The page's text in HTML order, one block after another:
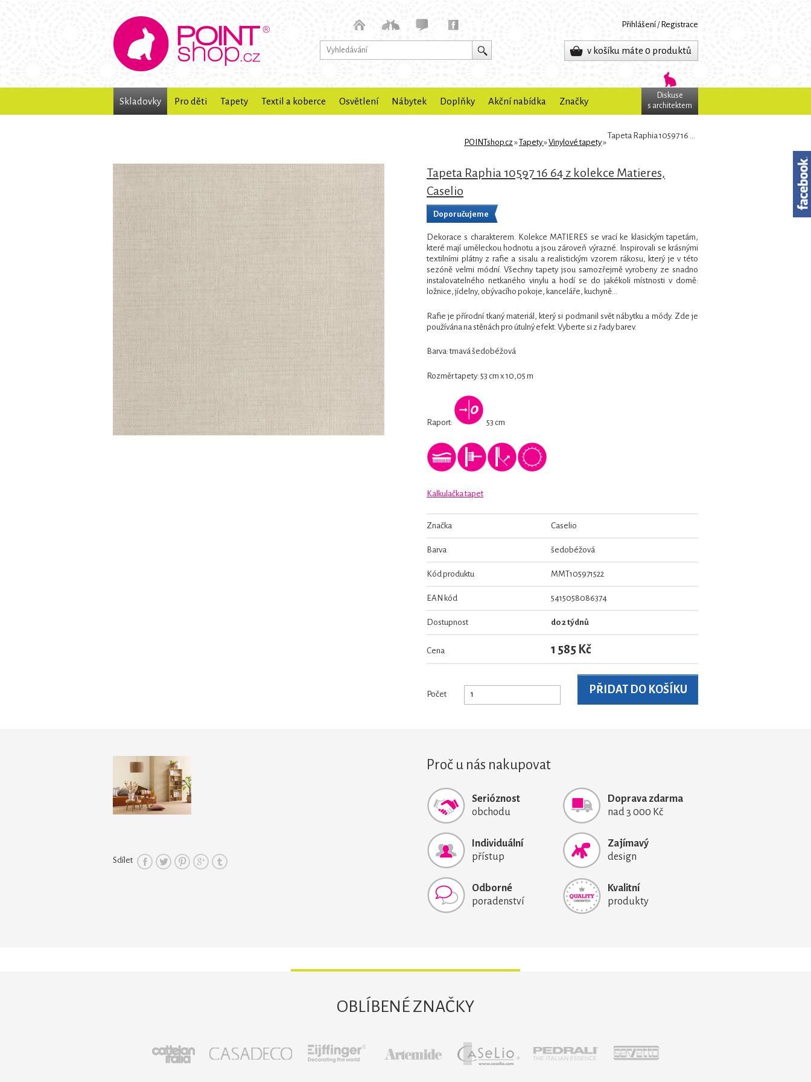
Přihlášení/ Registrace
v košíku máte 0 produktů
Skladovky Pro děti Tapety Textil a koberce Osvětlení Nábytek Doplňky Akční nabídka Značky
Diskuse
s architektem
POINTshop.cz »Tapety»Vinylové tapety»
Tapeta Raphia 10597 16 64 z kolekce Matieres, Caselio
Tapeta Raphia 10597 16 64 z kolekce Matieres,
Caselio
Doporučujeme
Dekorace s charakterem. Kolekce MATIERES se vrací ke klasickým tapetám,
které mají uměleckou hodnotu a jsou zároveň výrazné. Inspirovali se krásnými
textilními plátny z rafie a sisalu a realistickým vzorem rákosu, který je v této
sezóně velmi módní. Všechny tapety jsou samozřejmě vyrobeny ze snadno
instalovatelného netkaného vinylu a hodí se do jakékoli místnosti v domě:
ložnice, jídelny, obývacího pokoje, kanceláře, kuchyně...
Rafie je přírodní tkaný materiál, který si podmanil svět nábytku a módy. Zde je
používána na stěnách pro útulný efekt. Vyberte si z řady barev.
Barva: tmavá šedobéžová
Rozměr tapety: 53 cm x 10,05 m
Raport: 53 cm
Kalkulačka tapet
Značka Caselio
Barva šedobéžová
Kód produktu MMT105971522
EAN kód 5415058086374
Dostupnost do 2 týdnů
Cena 1 585 Kč
Počet
Sdílet
Proč u nás nakupovat
Serióznost
obchodu
Doprava zdarma
nad 3 000 Kč
Individuální
přístup
Zajímavý
design
Odborné
poradenství
Kvalitní
produkty
OBLÍBENÉ ZNAČKY